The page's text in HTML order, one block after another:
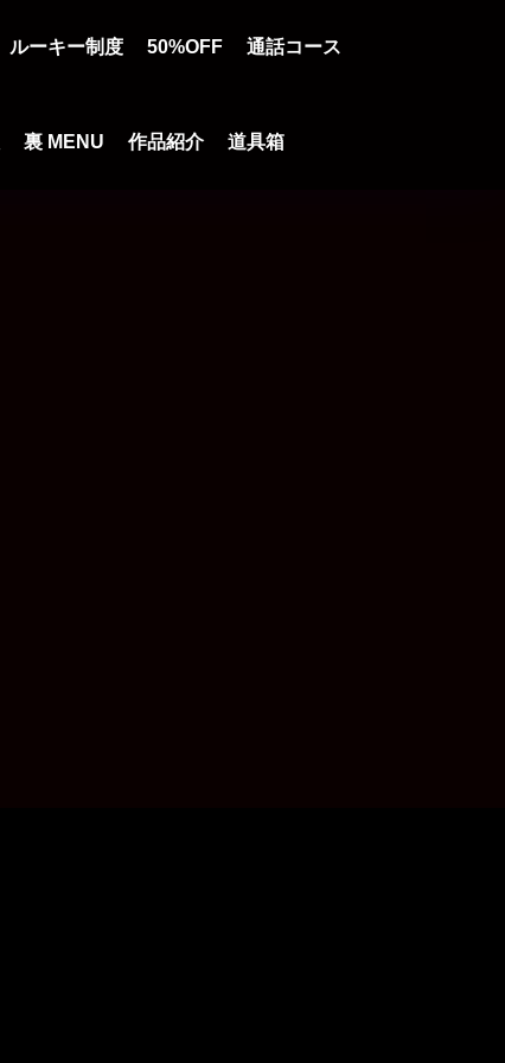
ルーキー制度 50%OFF 通話コース
裏 MENU 作品紹介 道具箱